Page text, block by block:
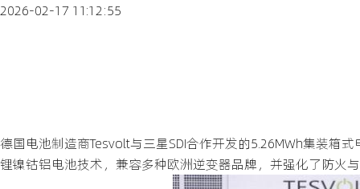
2026-02-17 11:12:55
德国电池制造商Tesvolt与三星SDI合作开发的5.26MWh集装箱
锂镍钴铝电池技术，兼容多种欧洲逆变器品牌，并强化了防火